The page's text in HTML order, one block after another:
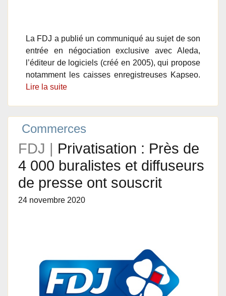
La FDJ a publié un communiqué au sujet de son
entrée en négociation exclusive avec Aleda,
l’éditeur de logiciels (créé en 2005), qui propose
notamment les caisses enregistreuses Kapseo.
Lire la suite
Commerces
FDJ | Privatisation : Près de
4 000 buralistes et diffuseurs
de presse ont souscrit
24 novembre 2020